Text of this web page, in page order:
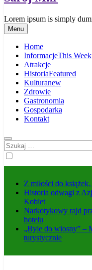
Lorem ipsum is simply
Menu
Home
InformacjeThis Week
Atrakcje
HistoriaFeatured
Kulturanew
Zdrowie
Gastronomia
Gospodarka
Kontakt
Szukaj:
Z miłości do
Historia odwagi z
Kobiet
Narkotykowy rajd
hotelu
„Byle do wiosny” –
turystycznie